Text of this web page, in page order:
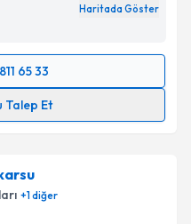
Haritada Göster
65 33
Talep Et
ile bilgilendireceğiz.
+1diğer